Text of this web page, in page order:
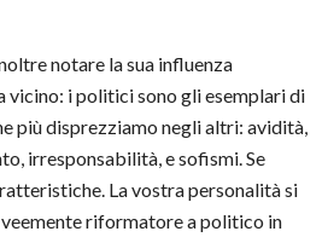
notare la sua influenza
vicino: i politici sono gli esemplari di
più disprezziamo negli altri: avidità,
irresponsabilità, e sofismi. Se
La vostra personalità si
riformatore a politico in